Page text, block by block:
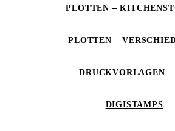
PLOTTEN –
PLOTTEN –
DRUCKVORLAGEN
DIGISTAMPS